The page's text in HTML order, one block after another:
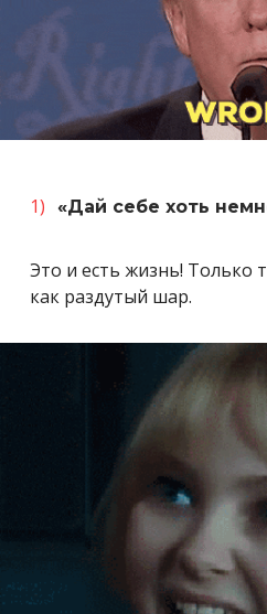
«Дай себе хоть
Это и есть жизнь! Только
как раздутый шар.